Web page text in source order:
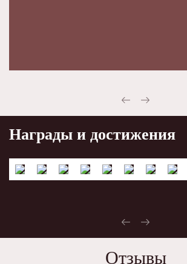
Награды и достижения
Отзывы